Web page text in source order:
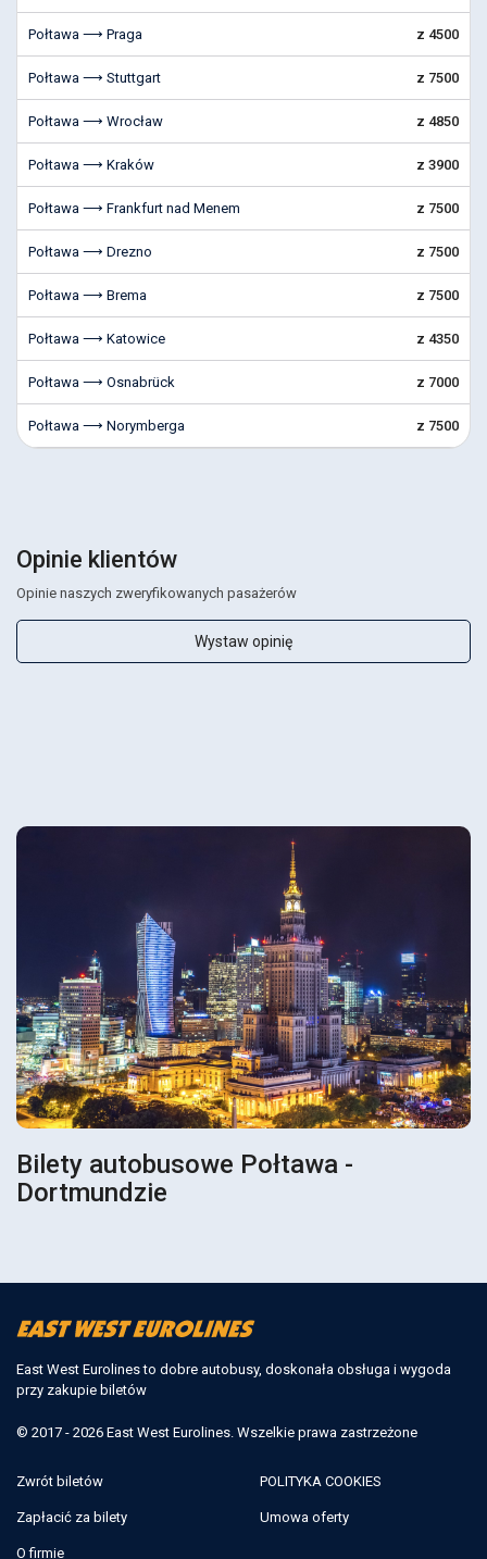
Połtawa ⟶ Praga z 4500
Połtawa ⟶ Stuttgart z 7500
Połtawa ⟶ Wrocław z 4850
Połtawa ⟶ Kraków z 3900
Połtawa ⟶ Frankfurt nad Menem z 7500
Połtawa ⟶ Drezno z 7500
Połtawa ⟶ Brema z 7500
Połtawa ⟶ Katowice z 4350
Połtawa ⟶ Osnabrück z 7000
Połtawa ⟶ Norymberga z 7500
Opinie klientów
Opinie naszych zweryfikowanych pasażerów
Wystaw opinię
Bilety autobusowe Połtawa -
Dortmundzie
East West Eurolines to dobre autobusy, doskonała obsługa i wygoda
przy zakupie biletów
© 2017 - 2026 East West Eurolines. Wszelkie prawa zastrzeżone
Zwrót biletów
Zapłacić za bilety
O firmie
POLITYKA COOKIES
Umowa oferty